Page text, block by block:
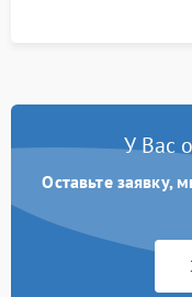
У Вас
Оставьте заявку,